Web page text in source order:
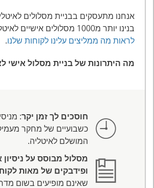
בנינו יותר מ1000 מסלולים אישיים לאיטליה.
לראות מה ממליצים עלינו לקוחות שלנו.
מה היתרונות של בניית מסלול אישי
חוסכים לך זמן יקר:
כשבועיים של מחקר
המושלם לאיטליה.
מסלול מבוסס על ניסיון
ופידבקים של מאות
שאינם מופיעים בשום